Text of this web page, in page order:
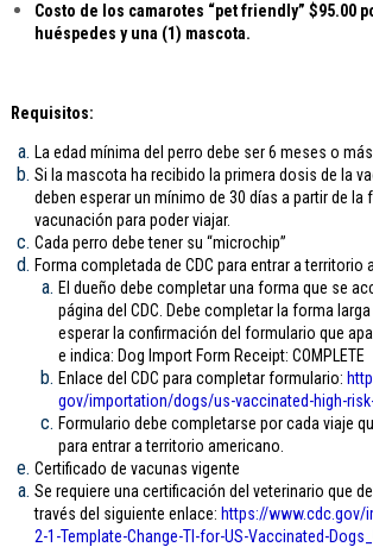
Costo de los camarotes “pet friendly” $95.00
huéspedes y una (1) mascota.
Requisitos:
La edad mínima del perro debe ser 6 meses o más.
Si la mascota ha recibido la primera dosis de la
deben esperar un mínimo de 30 días a partir de la
vacunación para poder viajar.
Cada perro debe tener su “microchip”
Forma completada de CDC para entrar a territorio
El dueño debe completar una forma que se
página del CDC. Debe completar la forma
esperar la confirmación del formulario que
e indica: Dog Import Form Receipt: COMPLETE
Enlace del CDC para completar formulario:
gov/importation/dogs/us-vaccinated-high-
Formulario debe completarse por cada viaje
para entrar a territorio americano.
Certificado de vacunas vigente
Se requiere una certificación del veterinario que
través del siguiente enlace: https://www.cdc.gov/
2-1-Template-Change-TI-for-US-Vaccinated-